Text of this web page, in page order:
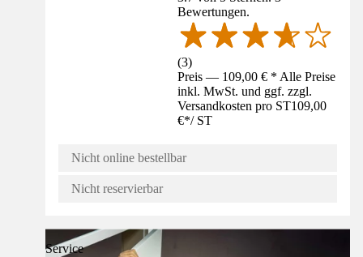
Bewertungen.
(3)
Preis — 109,00 € * Alle Preise
inkl. MwSt. und ggf. zzgl.
Versandkosten pro ST109,00
€*/ ST
Nicht online bestellbar
Nicht reservierbar
Service